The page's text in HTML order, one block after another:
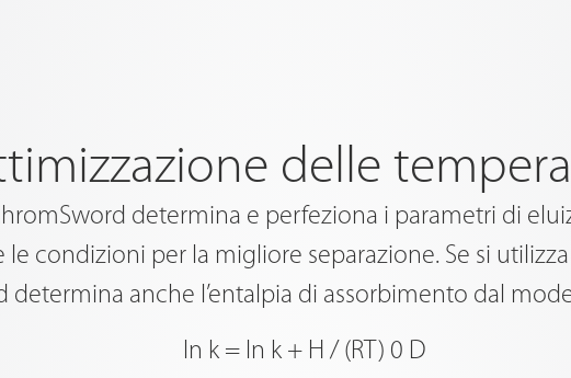
delle
determina e perfeziona i parametri di
condizioni per la migliore separazione. Se si
determina anche l’entalpia di assorbimento dal
ln k = ln k + H / (RT) 0 D